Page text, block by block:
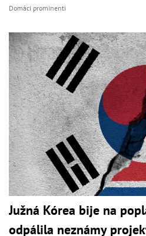
Domáci prominenti
Južná Kórea bije na
odpálila neznámy